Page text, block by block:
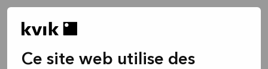
Ce site web utilise des